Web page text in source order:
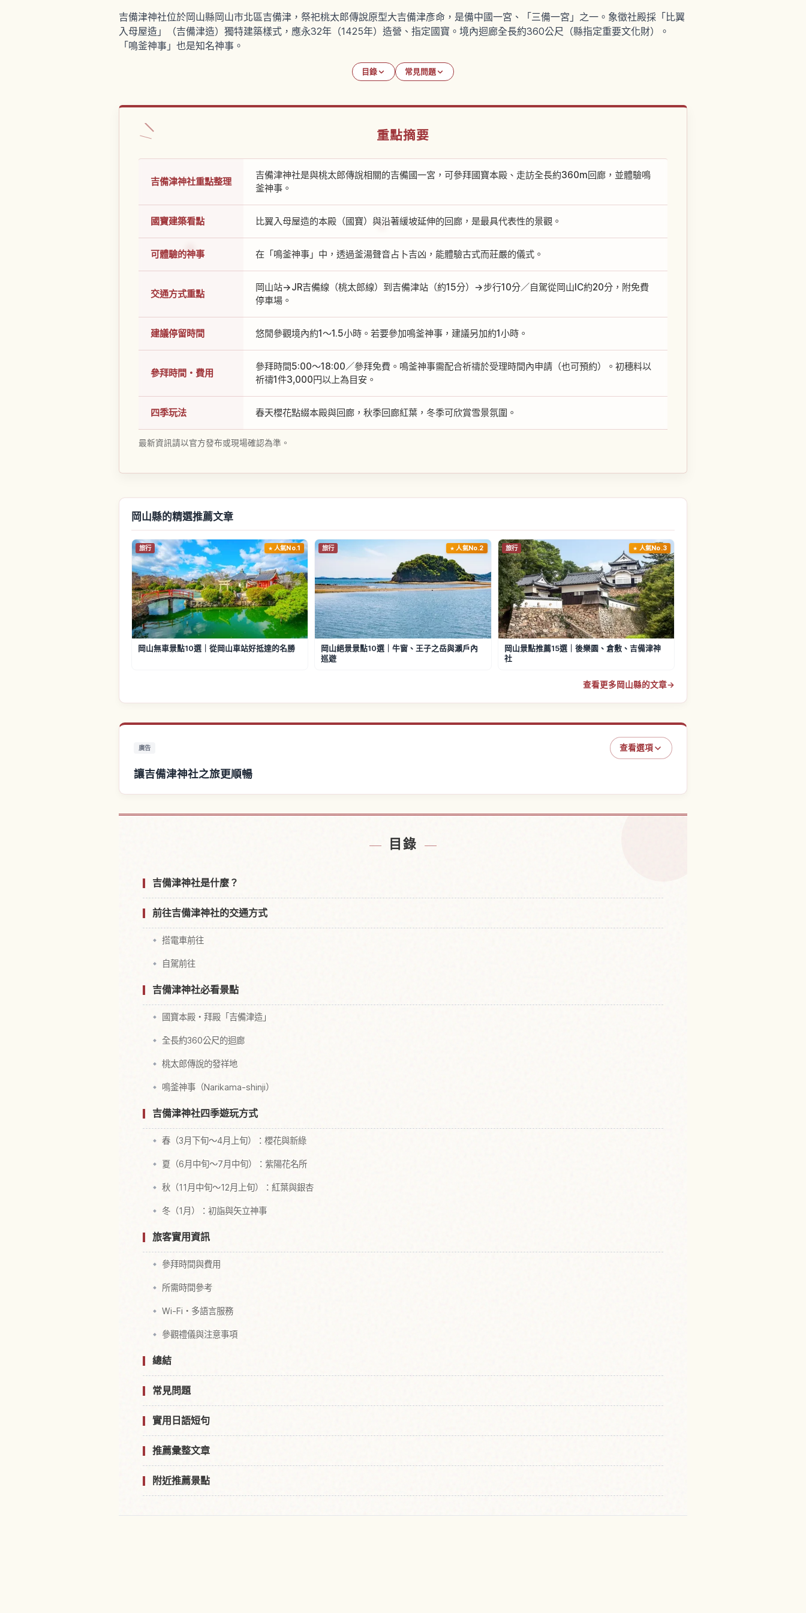
吉備津神社位於岡山縣岡山市北區吉備津，祭祀桃太郎傳說原型大吉備津彥命，是備中國一宮、「三備一宮」之一。象徵社殿採「比翼
入母屋造」（吉備津造）獨特建築樣式，應永32年（1425年）造營、指定國寶。境內迴廊全長約360公尺（縣指定重要文化財）。
「鳴釜神事」也是知名神事。
目錄 常見問題
重點摘要
吉備津神社重點整理
吉備津神社是與桃太郎傳說相關的吉備國一宮，可參拜國寶本殿、走訪全長約360m回廊，並體驗鳴
釜神事。
國寶建築看點 比翼入母屋造的本殿（國寶）與沿著緩坡延伸的回廊，是最具代表性的景觀。
可體驗的神事 在「鳴釜神事」中，透過釜湯聲音占卜吉凶，能體驗古式而莊嚴的儀式。
交通方式重點
岡山站→JR吉備線（桃太郎線）到吉備津站（約15分）→步行10分／自駕從岡山IC約20分，附免費
停車場。
建議停留時間 悠閒參觀境內約1〜1.5小時。若要參加鳴釜神事，建議另加約1小時。
參拜時間・費用
參拜時間5:00〜18:00／參拜免費。鳴釜神事需配合祈禱於受理時間內申請（也可預約）。初穗料以
祈禱1件3,000円以上為目安。
四季玩法 春天櫻花點綴本殿與回廊，秋季回廊紅葉，冬季可欣賞雪景氛圍。
最新資訊請以官方發布或現場確認為準。
岡山縣的精選推薦文章
旅行 人氣No.1
岡山無車景點10選｜從岡山車站好抵達的名勝
旅行 人氣No.2
岡山絕景景點10選｜牛窗、王子之岳與瀨戶內
巡遊
旅行 人氣No.3
岡山景點推薦15選｜後樂園、倉敷、吉備津神
社
查看更多岡山縣的文章→
廣告 查看選項
讓吉備津神社之旅更順暢
目錄
吉備津神社是什麼？
前往吉備津神社的交通方式
搭電車前往
自駕前往
吉備津神社必看景點
國寶本殿・拜殿「吉備津造」
全長約360公尺的迴廊
桃太郎傳說的發祥地
鳴釜神事（Narikama-shinji）
吉備津神社四季遊玩方式
春（3月下旬～4月上旬）：櫻花與新綠
夏（6月中旬～7月中旬）：紫陽花名所
秋（11月中旬～12月上旬）：紅葉與銀杏
冬（1月）：初詣與矢立神事
旅客實用資訊
參拜時間與費用
所需時間參考
Wi-Fi・多語言服務
參觀禮儀與注意事項
總結
常見問題
實用日語短句
推薦彙整文章
附近推薦景點